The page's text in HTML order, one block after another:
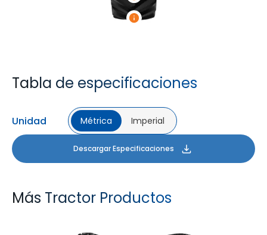
Tabla de especificaciones
Unidad Métrica Imperial
Descargar Especificaciones
Más Tractor Productos